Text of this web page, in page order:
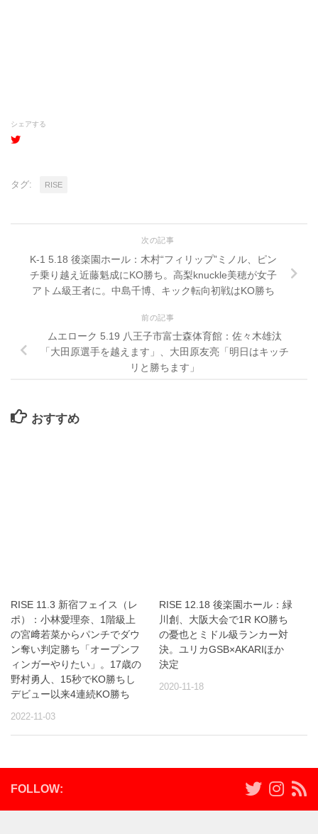
シェアする
タグ: RISE
次の記事
K-1 5.18 後楽園ホール：木村“フィリップ”ミノル、ピン
チ乗り越え近藤魁成にKO勝ち。高梨knuckle美穂が女子
アトム級王者に。中島千博、キック転向初戦はKO勝ち
前の記事
ムエローク 5.19 八王子市富士森体育館：佐々木雄汰
「大田原選手を越えます」、大田原友亮「明日はキッチ
リと勝ちます」
おすすめ
RISE 11.3 新宿フェイス（レ
ポ）：小林愛理奈、1階級上
の宮﨑若菜からパンチでダウ
ン奪い判定勝ち「オープンフ
ィンガーやりたい」。17歳の
野村勇人、15秒でKO勝ちし
デビュー以来4連続KO勝ち
2022-11-03
RISE 12.18 後楽園ホール：緑
川創、大阪大会で1R KO勝ち
の憂也とミドル級ランカー対
決。ユリカGSB×AKARIほか
決定
2020-11-18
FOLLOW: